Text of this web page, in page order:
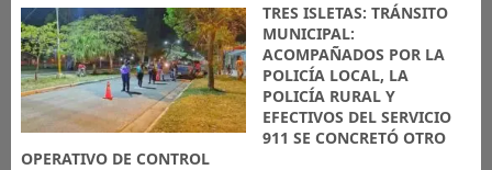
TRES ISLETAS: TRÁNSITO
MUNICIPAL:
ACOMPAÑADOS POR LA
POLICÍA LOCAL, LA
POLICÍA RURAL Y
EFECTIVOS DEL SERVICIO
911 SE CONCRETÓ OTRO
OPERATIVO DE CONTROL